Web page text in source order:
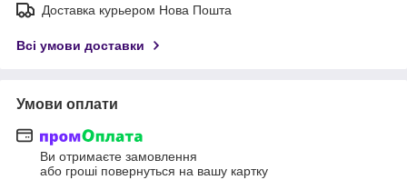
Доставка курьером Нова Пошта
Всі умови доставки
Умови оплати
Ви отримаєте замовлення
або гроші повернуться на вашу картку